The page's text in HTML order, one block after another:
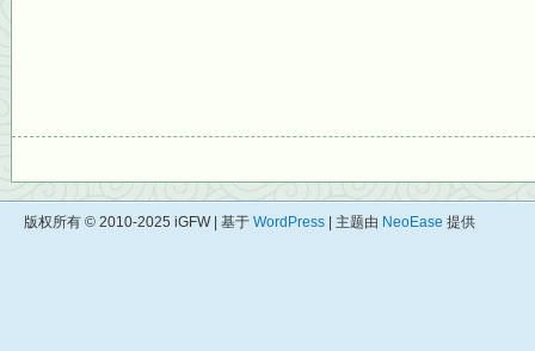
版权所有 © 2010-2025 iGFW | 基于 WordPress | 主题由 NeoEase 提供